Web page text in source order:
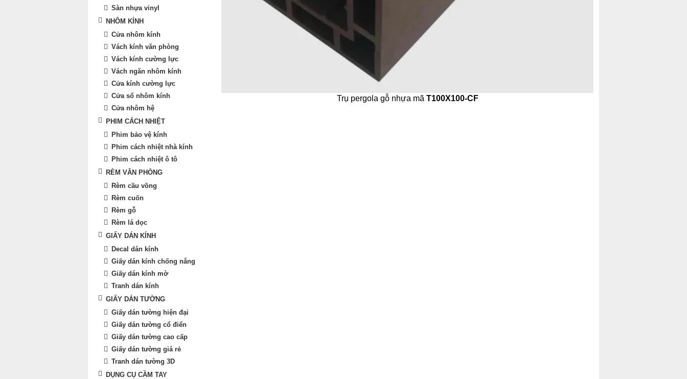
Trụ pergola gỗ nhựa mã T100X100-CF
Sàn nhựa vinyl
NHÔM KÍNH
Cửa nhôm kính
Vách kính văn phòng
Vách kính cường lực
Vách ngăn nhôm kính
Cửa kính cường lực
Cửa sổ nhôm kính
Cửa nhôm hệ
PHIM CÁCH NHIỆT
Phim bảo vệ kính
Phim cách nhiệt nhà kính
Phim cách nhiệt ô tô
RÈM VĂN PHÒNG
Rèm cầu vồng
Rèm cuốn
Rèm gỗ
Rèm lá dọc
GIẤY DÁN KÍNH
Decal dán kính
Giấy dán kính chống nắng
Giấy dán kính mờ
Tranh dán kính
GIẤY DÁN TƯỜNG
Giấy dán tường hiện đại
Giấy dán tường cổ điển
Giấy dán tường cao cấp
Giấy dán tường giá rẻ
Tranh dán tường 3D
DỤNG CỤ CẦM TAY